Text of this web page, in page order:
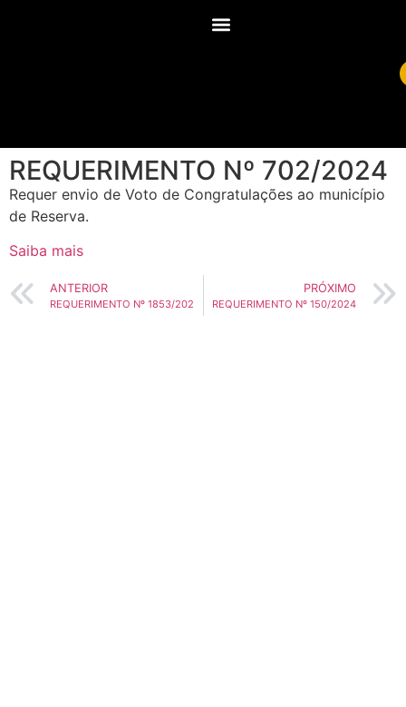
REQUERIMENTO Nº 702/2024
Requer envio de Voto de Congratulações ao município
de Reserva.
Saiba mais
ANTERIOR
REQUERIMENTO Nº 1853/202
PRÓXIMO
REQUERIMENTO Nº 150/2024